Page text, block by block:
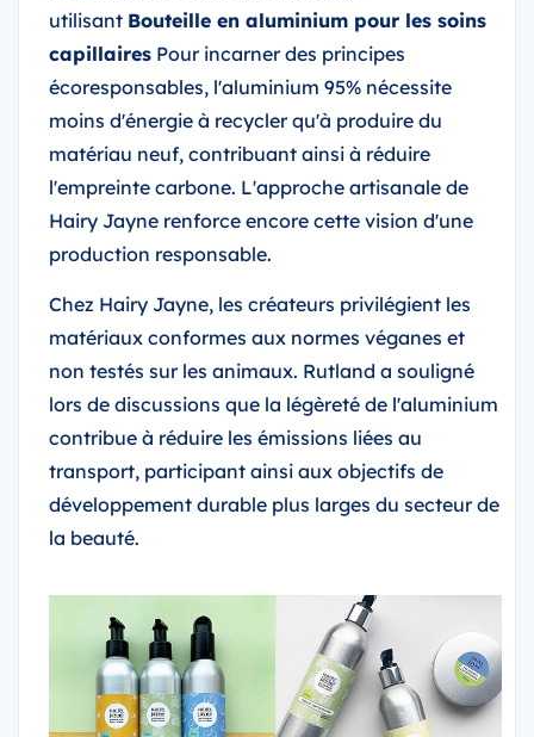
utilisant Bouteille en aluminium pour les soins
capillaires Pour incarner des principes
écoresponsables, l'aluminium 95% nécessite
moins d'énergie à recycler qu'à produire du
matériau neuf, contribuant ainsi à réduire
l'empreinte carbone. L'approche artisanale de
Hairy Jayne renforce encore cette vision d'une
production responsable.
Chez Hairy Jayne, les créateurs privilégient les
matériaux conformes aux normes véganes et
non testés sur les animaux. Rutland a souligné
lors de discussions que la légèreté de l'aluminium
contribue à réduire les émissions liées au
transport, participant ainsi aux objectifs de
développement durable plus larges du secteur de
la beauté.